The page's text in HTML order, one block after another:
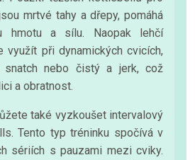
mrtvé tahy a dřepy, pomáhá
hmotu a sílu. Naopak lehčí
využít při dynamických cvicích,
nebo čistý a jerk, což
a obratnost.
také vyzkoušet intervalový
Tento typ tréninku spočívá v
sériích s pauzami mezi cviky.